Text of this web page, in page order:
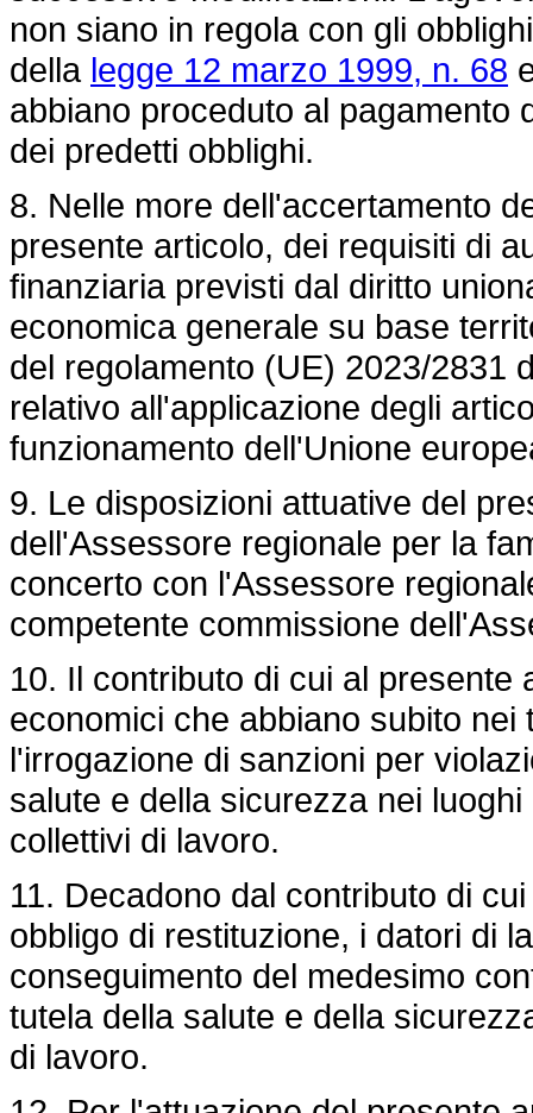
non siano in regola con gli
della legge 12 marzo 1999, n. 68
abbiano proceduto al pagamento
dei predetti obblighi.
8. Nelle more dell'accertamento
presente articolo, dei requisiti di
finanziaria previsti dal diritto
economica generale su base
del regolamento (UE) 2023/2831
relativo all'applicazione degli
funzionamento dell'Unione
9. Le disposizioni attuative del
dell'Assessore regionale per la
concerto con l'Assessore
competente commissione
10. Il contributo di cui al presente
economici che abbiano subito
l'irrogazione di sanzioni per
salute e della sicurezza nei
collettivi di lavoro.
11. Decadono dal contributo di
obbligo di restituzione, i datori di
conseguimento del medesimo
tutela della salute e della
di lavoro.